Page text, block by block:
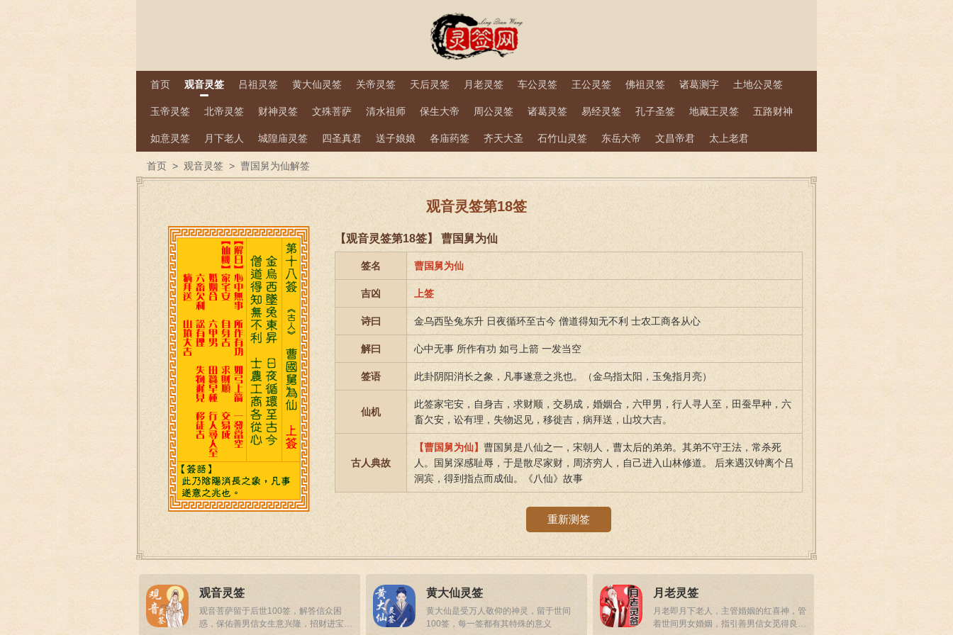
首页 观音灵签 吕祖灵签 黄大仙灵签 关帝灵签 天后灵签 月老灵签 车公灵签 王公灵签 佛祖灵签 诸葛测字 土地公灵签
玉帝灵签 北帝灵签 财神灵签 文殊菩萨 清水祖师 保生大帝 周公灵签 诸葛灵签 易经灵签 孔子圣签 地藏王灵签 五路财神
如意灵签 月下老人 城隍庙灵签 四圣真君 送子娘娘 各庙药签 齐天大圣 石竹山灵签 东岳大帝 文昌帝君 太上老君
首页 > 观音灵签 > 曹国舅为仙解签
观音灵签第18签
【观音灵签第18签】 曹国舅为仙
签名 曹国舅为仙
吉凶 上签
诗曰 金乌西坠兔东升 日夜循环至古今 僧道得知无不利 士农工商各从心
解曰 心中无事 所作有功 如弓上箭 一发当空
签语 此卦阴阳消长之象，凡事遂意之兆也。（金乌指太阳，玉兔指月亮）
仙机
此签家宅安，自身吉，求财顺，交易成，婚姻合，六甲男，行人寻人至，田蚕早种，六
畜欠安，讼有理，失物迟见，移徙吉，病拜送，山坟大吉。
古人典故
【曹国舅为仙】 曹国舅是八仙之一，宋朝人，曹太后的弟弟。其弟不守王法，常杀死
人。国舅深感耻辱，于是散尽家财，周济穷人，自己进入山林修道。 后来遇汉钟离个吕
洞宾，得到指点而成仙。《八仙》故事
重新测签
观音灵签
观音菩萨留于后世100签，解答信众困
惑，保佑善男信女生意兴隆，招财进宝，
黄大仙灵签
黄大仙是受万人敬仰的神灵，留于世间
100签，每一签都有其特殊的意义
月老灵签
月老即月下老人，主管婚姻的红喜神，管
着世间男女婚姻，指引善男信女觅得良